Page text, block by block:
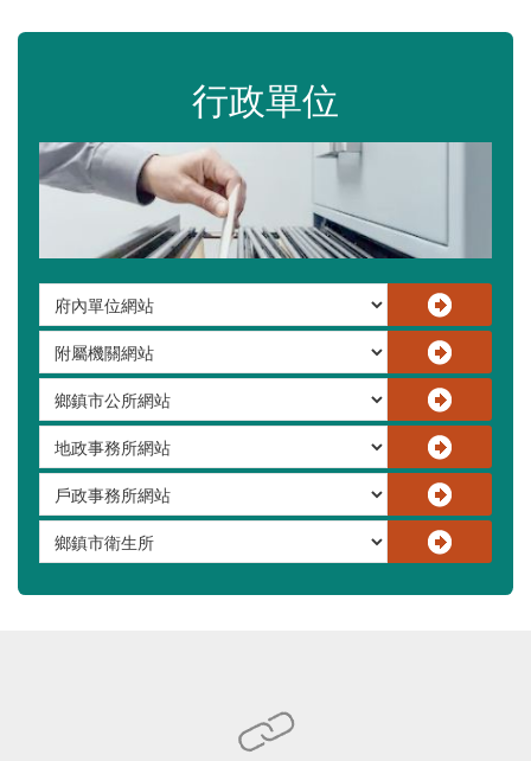
行政單位